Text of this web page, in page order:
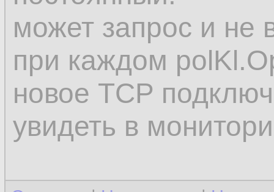
может запрос и не
при каждом
новое TCP
увидеть в